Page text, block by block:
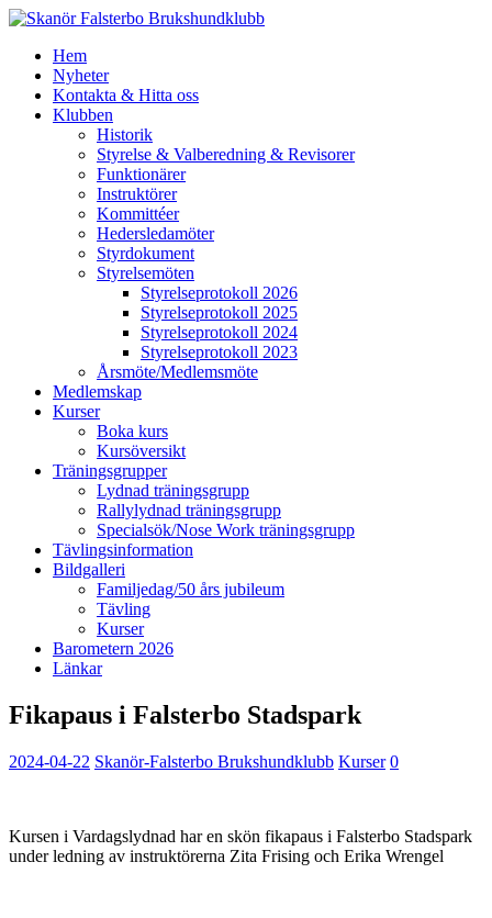
Hem
Nyheter
Kontakta & Hitta oss
Klubben
Historik
Styrelse & Valberedning & Revisorer
Funktionärer
Instruktörer
Kommittéer
Hedersledamöter
Styrdokument
Styrelsemöten
Styrelseprotokoll 2026
Styrelseprotokoll 2025
Styrelseprotokoll 2024
Styrelseprotokoll 2023
Årsmöte/Medlemsmöte
Medlemskap
Kurser
Boka kurs
Kursöversikt
Träningsgrupper
Lydnad träningsgrupp
Rallylydnad träningsgrupp
Specialsök/Nose Work träningsgrupp
Tävlingsinformation
Bildgalleri
Familjedag/50 års jubileum
Tävling
Kurser
Barometern 2026
Länkar
Fikapaus i Falsterbo Stadspark
2024-04-22 Skanör-Falsterbo Brukshundklubb Kurser 0
Kursen i Vardagslydnad har en skön fikapaus i Falsterbo Stadspark
under ledning av instruktörerna Zita Frising och Erika Wrengel